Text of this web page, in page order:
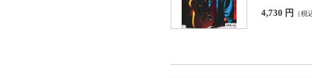
4,730 円 （税